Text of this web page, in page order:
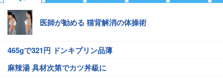
医師が勧める 猫背解消の体操術
465gで321円 ドンキプリン品薄
麻辣湯 具材次第でカツ丼級に